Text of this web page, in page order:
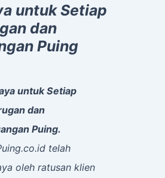
untuk Setiap
dan
Puing
untuk Setiap
dan
Puing.
telah
oleh ratusan klien